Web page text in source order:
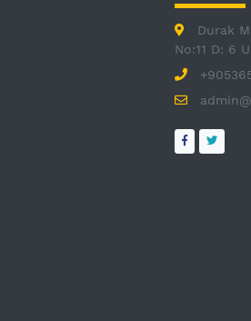
Durak
No:11 D: 6